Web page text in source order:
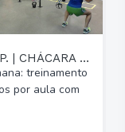
FITS FUNCIONAL | IGUATEMI CORP. | CHÁCARA DAS PEDRAS
treinamento
por aula com